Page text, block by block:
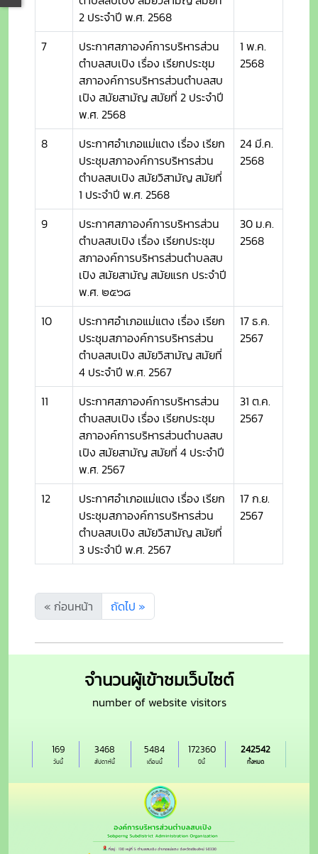
2 ประจำปี พ.ศ. 2568
7
ประกาศสภาองค์การบริหารส่วน
ตำบลสบเปิง เรื่อง เรียกประชุม
สภาองค์การบริหารส่วนตำบลสบ
เปิง สมัยสามัญ สมัยที่ 2 ประจำปี
พ.ศ. 2568
1 พ.ค.
2568
8
ประกาศอำเภอแม่แตง เรื่อง เรียก
ประชุมสภาองค์การบริหารส่วน
ตำบลสบเปิง สมัยวิสามัญ สมัยที่
1 ประจำปี พ.ศ. 2568
24 มี.ค.
2568
9
ประกาศสภาองค์การบริหารส่วน
ตำบลสบเปิง เรื่อง เรียกประชุม
สภาองค์การบริหารส่วนตำบลสบ
เปิง สมัยสามัญ สมัยแรก ประจำปี
พ.ศ. ๒๕๖๘
30 ม.ค.
2568
10
ประกาศอำเภอแม่แตง เรื่อง เรียก
ประชุมสภาองค์การบริหารส่วน
ตำบลสบเปิง สมัยวิสามัญ สมัยที่
4 ประจำปี พ.ศ. 2567
17 ธ.ค.
2567
11
ประกาศสภาองค์การบริหารส่วน
ตำบลสบเปิง เรื่อง เรียกประชุม
สภาองค์การบริหารส่วนตำบลสบ
เปิง สมัยสามัญ สมัยที่ 4 ประจำปี
พ.ศ. 2567
31 ต.ค.
2567
12
ประกาศอำเภอแม่แตง เรื่อง เรียก
ประชุมสภาองค์การบริหารส่วน
ตำบลสบเปิง สมัยวิสามัญ สมัยที่
3 ประจำปี พ.ศ. 2567
17 ก.ย.
2567
« ก่อนหน้า ถัดไป »
จำนวนผู้เข้าชมเว็บไซต์
number of website visitors
วันนี้
169
สัปดาห์นี้
3468
เดือนนี้
5484
ปีนี้
172360
ทั้งหมด
242542